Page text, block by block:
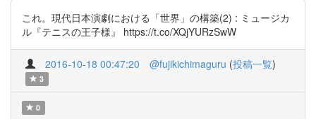
これ。現代日本演劇における「世界」の構築(2) : ミュージカ
ル『テニスの王子様』 https://t.co/XQjYURzSwW
2016-10-18 00:47:20 @fujikichimaguru (投稿一覧)
3
0